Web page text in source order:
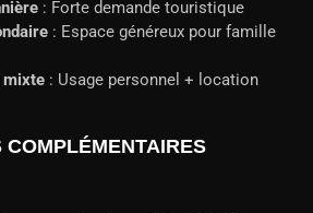
: Forte demande touristique
: Espace généreux pour famille
mixte : Usage personnel + location
COMPLÉMENTAIRES